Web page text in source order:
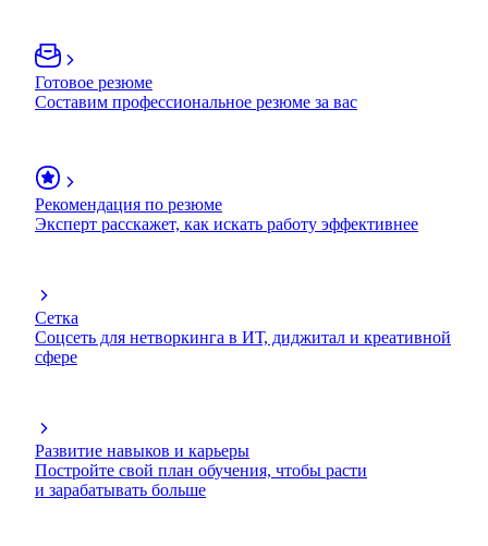
Готовое резюме
Составим профессиональное резюме за вас
Рекомендация по резюме
Эксперт расскажет, как искать работу эффективнее
Сетка
Соцсеть для нетворкинга в ИТ, диджитал и креативной
сфере
Развитие навыков и карьеры
Постройте свой план обучения, чтобы расти
и зарабатывать больше